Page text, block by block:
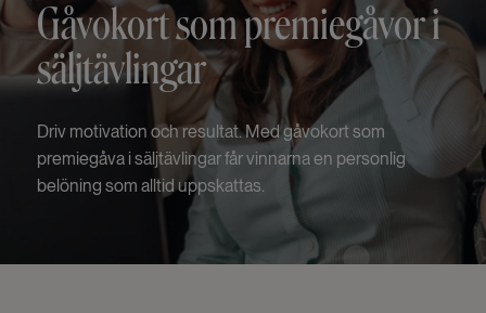
Gåvokort som premiegåvor i
säljtävlingar
Driv motivation och resultat. Med gåvokort som
premiegåva i säljtävlingar får vinnarna en personlig
belöning som alltid uppskattas.